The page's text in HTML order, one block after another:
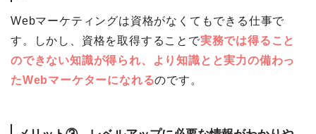
Webマーケティングは資格がなくてもできる仕事で
す。しかし、資格を取得することで実務では得ること
のできない知識が得られ、より知識とと実力の備わっ
たWebマーケターになれるのです。